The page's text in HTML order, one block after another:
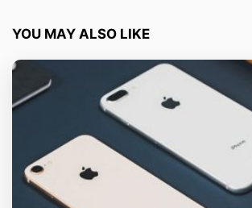
YOU MAY ALSO LIKE